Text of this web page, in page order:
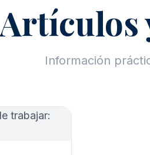
Artículos
Información